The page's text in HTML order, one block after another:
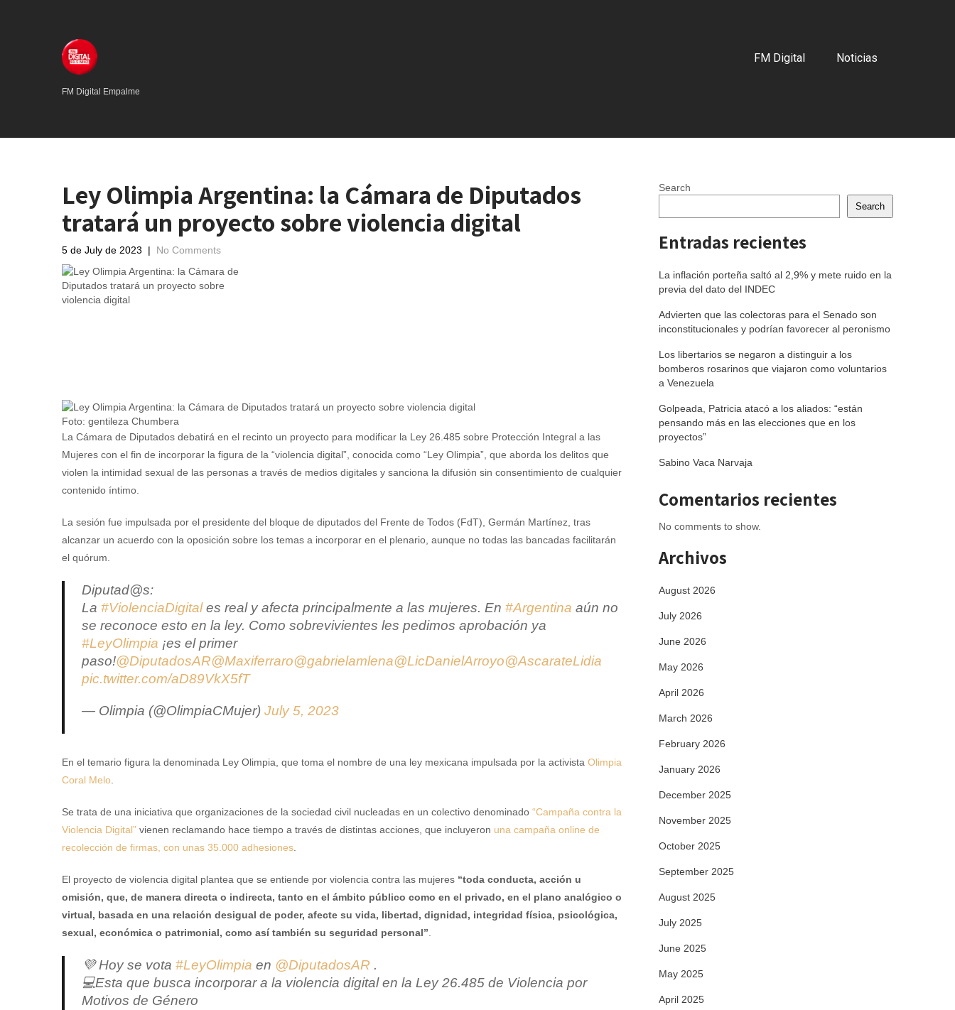
FM Digital Empalme
FM Digital Noticias
Ley Olimpia Argentina: la Cámara de Diputados
tratará un proyecto sobre violencia digital
5 de July de 2023 | No Comments
Foto: gentileza Chumbera
La Cámara de Diputados debatirá en el recinto un proyecto para modificar la Ley 26.485 sobre Protección Integral a las
Mujeres con el fin de incorporar la figura de la “violencia digital”, conocida como “Ley Olimpia”, que aborda los delitos que
violen la intimidad sexual de las personas a través de medios digitales y sanciona la difusión sin consentimiento de cualquier
contenido íntimo.
La sesión fue impulsada por el presidente del bloque de diputados del Frente de Todos (FdT), Germán Martínez, tras
alcanzar un acuerdo con la oposición sobre los temas a incorporar en el plenario, aunque no todas las bancadas facilitarán
el quórum.
Diputad@s:
La #ViolenciaDigitales real y afecta principalmente a las mujeres. En #Argentina aún no
se reconoce esto en la ley. Como sobrevivientes les pedimos aprobación ya
#LeyOlimpia ¡es el primer
paso!@DiputadosAR@Maxiferraro@gabrielamlena@LicDanielArroyo@AscarateLidia
pic.twitter.com/aD89VkX5fT
— Olimpia (@OlimpiaCMujer) July 5, 2023
En el temario figura la denominada Ley Olimpia, que toma el nombre de una ley mexicana impulsada por la activista Olimpia
Coral Melo.
Se trata de una iniciativa que organizaciones de la sociedad civil nucleadas en un colectivo denominado “Campaña contra la
Violencia Digital” vienen reclamando hace tiempo a través de distintas acciones, que incluyeron una campaña online de
recolección de firmas, con unas 35.000 adhesiones.
El proyecto de violencia digital plantea que se entiende por violencia contra las mujeres “toda conducta, acción u
omisión, que, de manera directa o indirecta, tanto en el ámbito público como en el privado, en el plano analógico o
virtual, basada en una relación desigual de poder, afecte su vida, libertad, dignidad, integridad física, psicológica,
sexual, económica o patrimonial, como así también su seguridad personal”.
💜 Hoy se vota #LeyOlimpia en @DiputadosAR .
💻Esta que busca incorporar a la violencia digital en la Ley 26.485 de Violencia por
Motivos de Género
Search
Search
Entradas recientes
La inflación porteña saltó al 2,9% y mete ruido en la
previa del dato del INDEC
Advierten que las colectoras para el Senado son
inconstitucionales y podrían favorecer al peronismo
Los libertarios se negaron a distinguir a los
bomberos rosarinos que viajaron como voluntarios
a Venezuela
Golpeada, Patricia atacó a los aliados: “están
pensando más en las elecciones que en los
proyectos”
Sabino Vaca Narvaja
Comentarios recientes
No comments to show.
Archivos
August 2026
July 2026
June 2026
May 2026
April 2026
March 2026
February 2026
January 2026
December 2025
November 2025
October 2025
September 2025
August 2025
July 2025
June 2025
May 2025
April 2025